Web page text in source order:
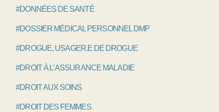
#DONNÉES DE SANTÉ
#DOSSIER MÉDICAL PERSONNEL DMP
#DROGUE, USAGER.E DE DROGUE
#DROIT À L'ASSURANCE MALADIE
#DROIT AUX SOINS
#DROIT DES FEMMES